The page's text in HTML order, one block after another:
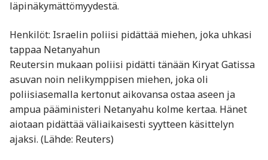
läpinäkymättömyydestä.
Henkilöt: Israelin poliisi pidättää miehen, joka uhkasi
tappaa Netanyahun
Reutersin mukaan poliisi pidätti tänään Kiryat Gatissa
asuvan noin nelikymppisen miehen, joka oli
poliisiasemalla kertonut aikovansa ostaa aseen ja
ampua pääministeri Netanyahu kolme kertaa. Hänet
aiotaan pidättää väliaikaisesti syytteen käsittelyn
ajaksi. (Lähde: Reuters)